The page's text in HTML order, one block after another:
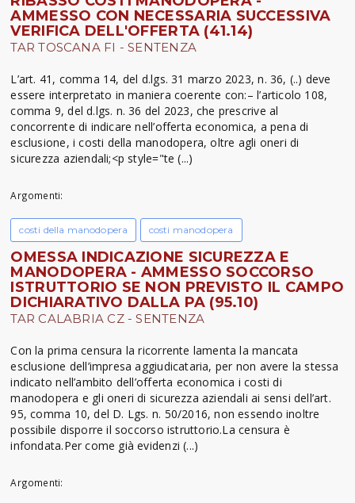
AMMESSO CON NECESSARIA SUCCESSIVA
VERIFICA DELL'OFFERTA (41.14)
TAR TOSCANA FI - SENTENZA
L’art. 41, comma 14, del d.lgs. 31 marzo 2023, n. 36, (..) deve
essere interpretato in maniera coerente con:– l’articolo 108,
comma 9, del d.lgs. n. 36 del 2023, che prescrive al
concorrente di indicare nell’offerta economica, a pena di
esclusione, i costi della manodopera, oltre agli oneri di
sicurezza aziendali;<p style="te (...)
Argomenti:
costi della manodopera costi manodopera
OMESSA INDICAZIONE SICUREZZA E
MANODOPERA - AMMESSO SOCCORSO
ISTRUTTORIO SE NON PREVISTO IL CAMPO
DICHIARATIVO DALLA PA (95.10)
TAR CALABRIA CZ - SENTENZA
Con la prima censura la ricorrente lamenta la mancata
esclusione dell’impresa aggiudicataria, per non avere la stessa
indicato nell’ambito dell’offerta economica i costi di
manodopera e gli oneri di sicurezza aziendali ai sensi dell’art.
95, comma 10, del D. Lgs. n. 50/2016, non essendo inoltre
possibile disporre il soccorso istruttorio.La censura è
infondata.Per come già evidenzi (...)
Argomenti: